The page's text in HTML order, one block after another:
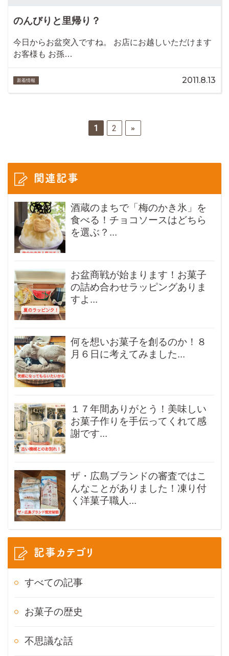
のんびりと里帰り？
今日からお盆突入ですね。 お店にお越しいただけます
お客様も お孫…
新着情報 2011.8.13
1 2 »
関連記事
酒蔵のまちで「梅のかき氷」を
食べる！チョコソースはどちら
を選ぶ？...
お盆商戦が始まります！お菓子
の詰め合わせラッピングありま
すよ...
何を想いお菓子を創るのか！８
月６日に考えてみました...
１７年間ありがとう！美味しい
お菓子作りを手伝ってくれて感
謝です...
ザ・広島ブランドの審査ではこ
んなことがありました！凍り付
く洋菓子職人...
記事カテゴリ
すべての記事
お菓子の歴史
不思議な話